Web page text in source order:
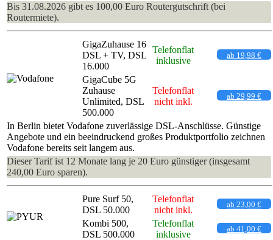
Bis 31.08.2026 gibt es 100,00 Euro Routergutschrift (bei
Routermiete).
GigaZuhause 16
DSL + TV, DSL
16.000
Telefonflat
inklusive
ab 19,98 €
GigaCube 5G
Zuhause
Unlimited, DSL
500.000
Telefonflat
nicht inkl.
ab 29,99 €
In Berlin bietet Vodafone zuverlässige DSL-Anschlüsse. Günstige
Angebote und ein beeindruckend großes Produktportfolio zeichnen
Vodafone bereits seit langem aus.
Dieser Tarif ist 12 Monate lang je 20 Euro günstiger (insgesamt
240,00 Euro sparen).
Pure Surf 50,
DSL 50.000
Telefonflat
nicht inkl.
ab 23,00 €
Kombi 500,
DSL 500.000
Telefonflat
inklusive
ab 41,00 €